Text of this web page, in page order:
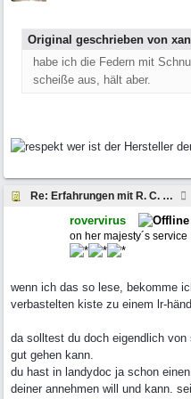
Original geschrieben von
habe ich die Federn mit
scheiße aus, hält aber.
wer ist der Hersteller
Re: Erfahrungen mit R. C. ehemals Autohaus H.
rovervirus
on her majesty´s service
wenn ich das so lese, bekomme
verbastelten kiste zu einem lr-
da solltest du doch eigendlich
gut gehen kann.
du hast in landydoc ja schon
deiner annehmen will und kann.